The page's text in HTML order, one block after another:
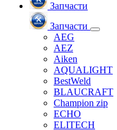
Запчасти
Запчасти
AEG
AEZ
Aiken
AQUALIGHT
BestWeld
BLAUCRAFT
Champion zip
ECHO
ELITECH